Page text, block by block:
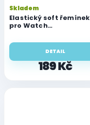
Elastický soft řemínek
pro Watch
velikost L
Skladem
189 Kč
DETAIL